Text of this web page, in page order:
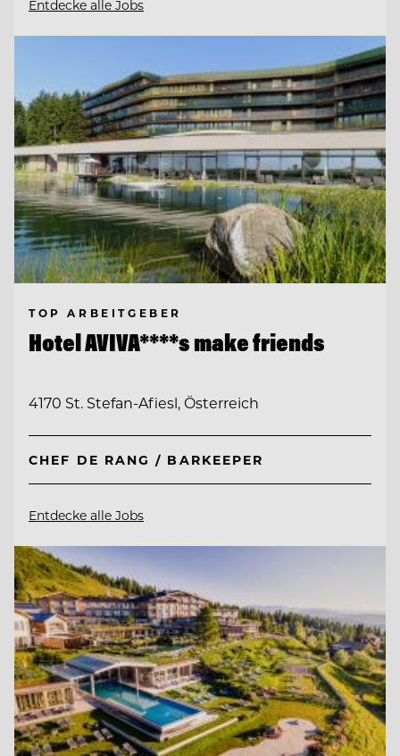
Entdecke alle Jobs
TOP ARBEITGEBER
Hotel AVIVA****s make friends
4170 St. Stefan-Afiesl, Österreich
CHEF DE RANG / BARKEEPER
Entdecke alle Jobs